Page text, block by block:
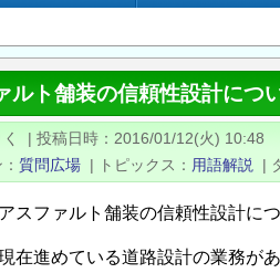
ルト舗装の信頼性設計につ
| 投稿日時
2016/01/12(火) 10:48
質問広場 | トピックス 用語解説 |
アスファルト舗装の信頼性設計に
在進めている道路設計の業務が